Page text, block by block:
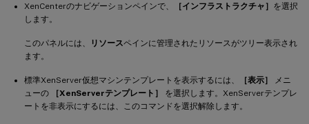
XenCenterのナビゲーションペインで、 ［インフラストラクチャ］ を選択
します。
このパネルには、 リソースペインに管理されたリソースがツリー表示され
ます。
標準XenServer仮想マシンテンプレートを表示するには、 ［表示］
メニ
ューの
［XenServerテンプレート］
を選択します。XenServerテンプレ
ートを非表示にするには、このコマンドを選択解除します。